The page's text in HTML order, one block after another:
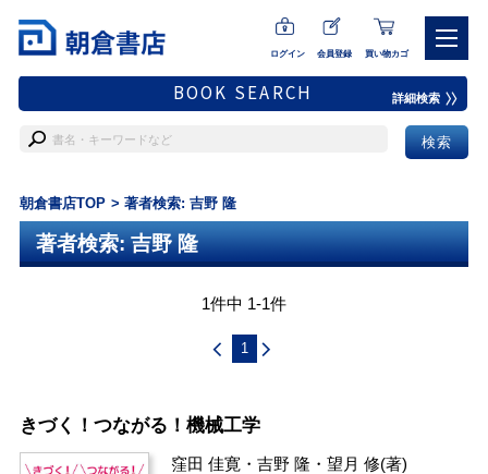
ログイン 会員登録 買い物カゴ
BOOK SEARCH 詳細検索
朝倉書店TOP 著者検索: 吉野 隆
著者検索: 吉野 隆
1件中 1-1件
1
きづく！つながる！機械工学
窪田 佳寛 ・吉野 隆 ・望月 修(著)